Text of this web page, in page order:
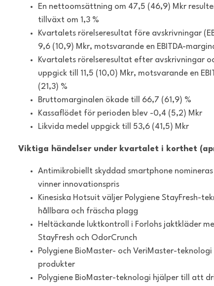
En nettoomsättning om 47,5 (46,9) Mkr
tillväxt om 1,3 %
Kvartalets rörelseresultat före avskrivningar
9,6 (10,9) Mkr, motsvarande en EBITDA-
Kvartalets rörelseresultat efter avskrivningar
uppgick till 11,5 (10,0) Mkr, motsvarande en
(21,3) %
Bruttomarginalen ökade till 66,7 (61,9) %
Kassaflödet för perioden blev -0,4 (5,2) Mkr
Likvida medel uppgick till 53,6 (41,5) Mkr
Viktiga händelser under kvartalet i korthet
Antimikrobiellt skyddad smartphone
vinner innovationspris
Kinesiska Hotsuit väljer Polygiene StayFresh-
hållbara och fräscha plagg
Heltäckande luktkontroll i Forlohs jaktkläder
StayFresh och OdorCrunch
Polygiene BioMaster- och VeriMaster-
produkter
Polygiene BioMaster-teknologi hjälper till att